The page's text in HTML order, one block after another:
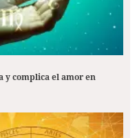
y complica el amor en